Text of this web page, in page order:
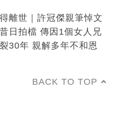
離世｜許冠傑親筆悼文
日拍檔 傳因1個女人兄
30年 親解多年不和恩
BACK TO TOP